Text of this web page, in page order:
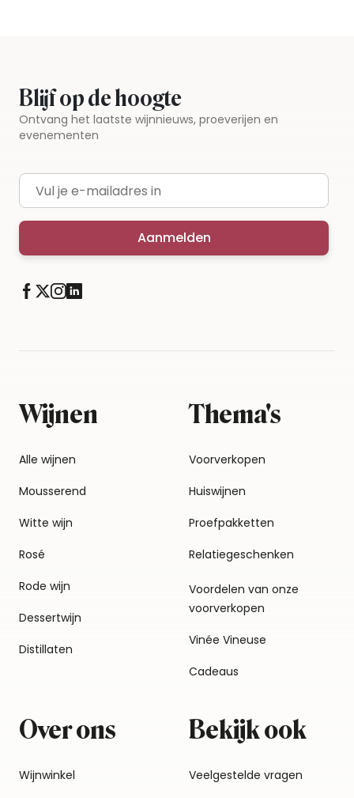
Blijf op de hoogte
Ontvang het laatste wijnnieuws, proeverijen en
evenementen
E-mailadres
Aanmelden
Wijnen
Alle wijnen
Mousserend
Witte wijn
Rosé
Rode wijn
Dessertwijn
Distillaten
Thema's
Voorverkopen
Huiswijnen
Proefpakketten
Relatiegeschenken
Voordelen van onze
voorverkopen
Vinée Vineuse
Cadeaus
Over ons
Wijnwinkel
Bekijk ook
Veelgestelde vragen